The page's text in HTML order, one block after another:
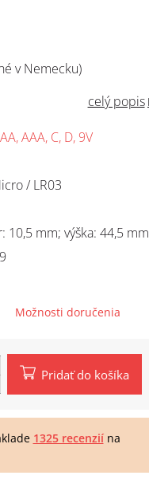
Možnosti doručenia
v Nemecku)
celý popis
AAA, C, D, 9V
/ LR03
10,5 mm; výška: 44,5 mm
Pridať do košíka
1325 recenziína